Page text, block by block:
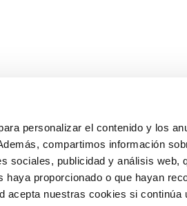
personalizar el contenido y los
compartimos información
sociales, publicidad y análisis web,
proporcionado o que hayan
acepta nuestras cookies si continúa